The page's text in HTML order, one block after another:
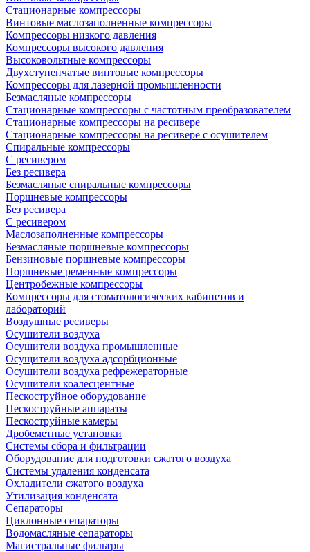
Стационарные компрессоры
Винтовые маслозаполненные компрессоры
Компрессоры низкого давления
Компрессоры высокого давления
Высоковольтные компрессоры
Двухступенчатые винтовые компрессоры
Компрессоры для лазерной промышленности
Безмасляные компрессоры
Стационарные компрессоры с частотным преобразователем
Стационарные компрессоры на ресивере
Стационарные компрессоры на ресивере с осушителем
Спиральные компрессоры
С ресивером
Без ресивера
Безмасляные спиральные компрессоры
Поршневые компрессоры
Без ресивера
С ресивером
Маслозаполненные компрессоры
Безмасляные поршневые компрессоры
Бензиновые поршневые компрессоры
Поршневые ременные компрессоры
Центробежные компрессоры
Компрессоры для стоматологических кабинетов и
лабораторий
Воздушные ресиверы
Осушители воздуха
Осушители воздуха промышленные
Осущители воздуха адсорбционные
Осушители воздуха рефрежераторные
Осушители коалесцентные
Пескоструйное оборудование
Пескоструйные аппараты
Пескоструйные камеры
Дробеметные установки
Системы сбора и фильтрации
Оборудование для подготовки сжатого воздуха
Системы удаления конденсата
Охладители сжатого воздуха
Утилизация конденсата
Сепараторы
Циклонные сепараторы
Водомасляные сепараторы
Магистральные фильтры